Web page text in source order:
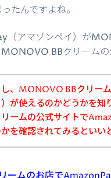
たんですよね。
（アマゾンペイ）が
BBクリーム
、MONOVO BBクリー
が使えるのかどうかを
ームの公式サイトで
を確認されてみるといい